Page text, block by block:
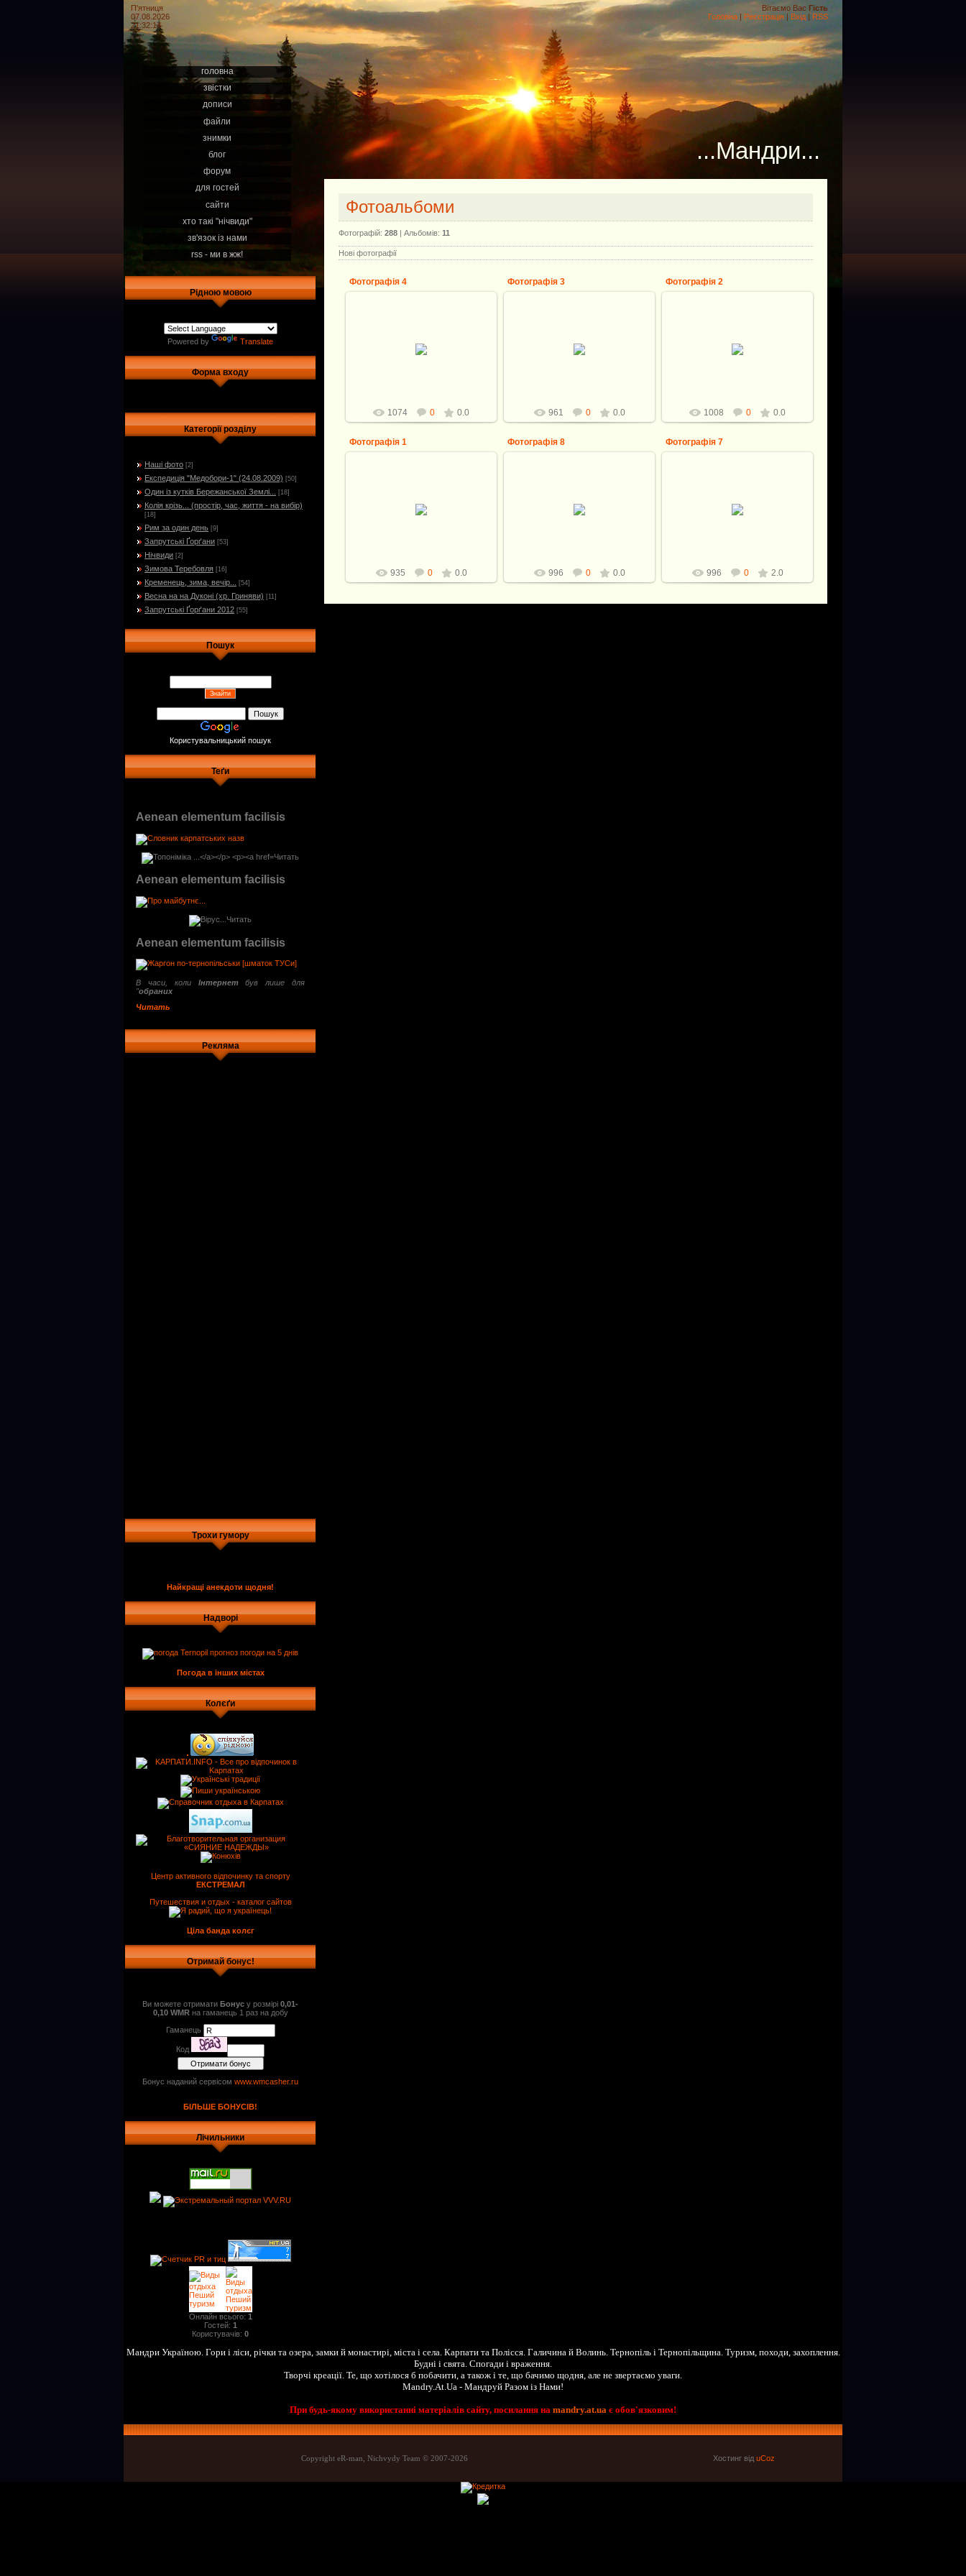
П'ятниця
07.08.2026
21:32:14
Вітаємо Вас Гість
Головна | Реєстрація | Вхід | RSS
головна
звістки
дописи
файли
знимки
блог
форум
для гостей
сайти
хто такі "нічвиди"
зв'язок із нами
rss - ми в жж!
Рідною мовою
Powered by Translate
Форма входу
Категорії розділу
Наші фото [2]
Експедиція "Медобори-1" (24.08.2009) [50]
Один із кутків Бережанської Землі... [18]
Колія крізь... (простір, час, життя - на вибір)
[18]
Рим за один день [9]
Запрутські Ґорґани [53]
Нічвиди [2]
Зимова Теребовля [16]
Кременець, зима, вечір... [54]
Весна на на Дуконі (хр. Гриняви) [11]
Запрутські Ґорґани 2012 [55]
Пошук
Користувальницький пошук
Теґи
Aenean elementum facilisis
Читать
Aenean elementum facilisis
Читать
Aenean elementum facilisis
В часи, коли Інтернетбув лише для
"обраних
Читать
Рекляма
Трохи гумору
Найкращі анекдоти щодня!
Надворі
Погода в інших містах
Колєґи
Центр активного відпочинку та спорту
ЕКСТРЕМАЛ
Путешествия и отдых - каталог сайтов
Ціла банда колєг
Отримай бонус!
Ви можете отримати Бонус у розмірі 0,01-
0,10 WMRна гаманець 1 раз на добу
Гаманець
Код
Бонус наданий сервісом www.wmcasher.ru
БІЛЬШЕ БОНУСІВ!
Лічильники
Онлайн всього: 1
Гостей: 1
Користувачів: 0
...Мандри...
Фотоальбоми
Фотографій: 288 | Альбомів: 11
Нові фотографії
Фотографія 4
1074 0 0.0
Фотографія 3
961 0 0.0
Фотографія 2
1008 0 0.0
Фотографія 1
935 0 0.0
Фотографія 8
996 0 0.0
Фотографія 7
996 0 2.0
Мандри Україною. Гори і ліси, річки та озера, замки й монастирі, міста і села. Карпати та Полісся. Галичина й Волинь. Тернопіль і Тернопільщина. Туризм, походи, захоплення.
Будні і свята. Спогади і враження.
Творчі креації. Те, що хотілося б побачити, а також і те, що бачимо щодня, але не звертаємо уваги.
Mandry.At.Ua - Мандруй Разом із Нами!
При будь-якому використанні матеріалів сайту, посилання на mandry.at.ua є обов'язковим!
Copyright eR-man, Nichvydy Team © 2007-2026 Хостинг від uCoz